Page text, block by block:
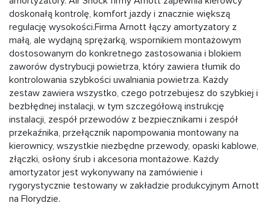
doskonałą kontrolę, komfort jazdy i znacznie większą
regulację wysokości.Firma Arnott łączy amortyzatory z
małą, ale wydajną sprężarką, wspornikiem montażowym
dostosowanym do konkretnego zastosowania i blokiem
zaworów dystrybucji powietrza, który zawiera tłumik do
kontrolowania szybkości uwalniania powietrza. Każdy
zestaw zawiera wszystko, czego potrzebujesz do szybkiej i
bezbłędnej instalacji, w tym szczegółową instrukcję
instalacji, zespół przewodów z bezpiecznikami i zespół
przekaźnika, przełącznik napompowania montowany na
kierownicy, wszystkie niezbędne przewody, opaski kablowe,
złączki, osłony śrub i akcesoria montażowe. Każdy
amortyzator jest wykonywany na zamówienie i
rygorystycznie testowany w zakładzie produkcyjnym Arnott
na Florydzie.